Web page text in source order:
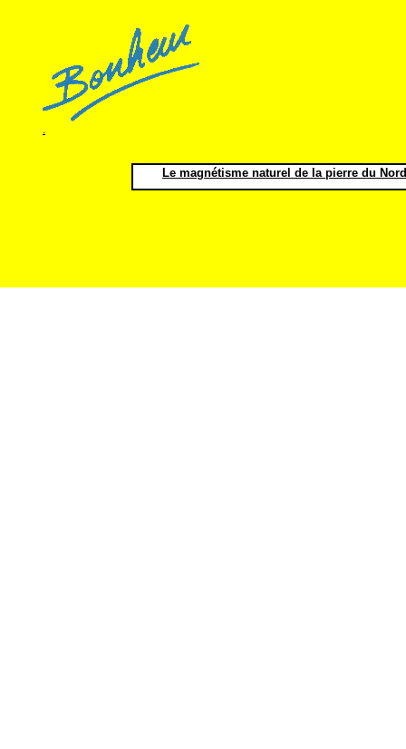
Le magnétisme naturel de la pierre du
.